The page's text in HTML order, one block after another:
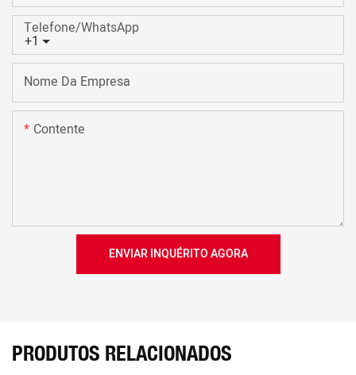
+1
Telefone/WhatsApp
Nome Da Empresa
Contente
ENVIAR INQUÉRITO AGORA
PRODUTOS RELACIONADOS